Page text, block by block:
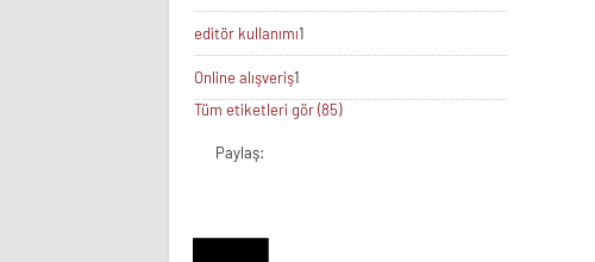
editör kullanımı1
Online alışveriş1
Tüm etiketleri gör (85)
Paylaş: